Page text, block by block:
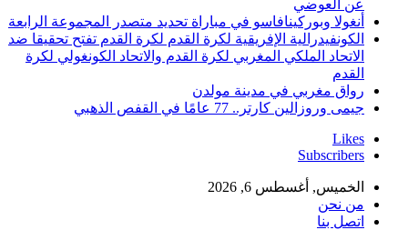
عن العوضي
أنغولا وبوركينافاسو في مباراة تحديد متصدر المجموعة الرابعة
الكونفيدرالية الإفريقية لكرة القدم لكرة القدم تفتح تحقيقا ضد
الاتحاد الملكي المغربي لكرة القدم والاتحاد الكونغولي لكرة
القدم
رواق مغربي في مدينة مولدن
جيمى وروزالين كارتر.. 77 عامًا في القفص الذهبي
Likes
Subscribers
الخميس, أغسطس 6, 2026
من نحن
اتصل بنا